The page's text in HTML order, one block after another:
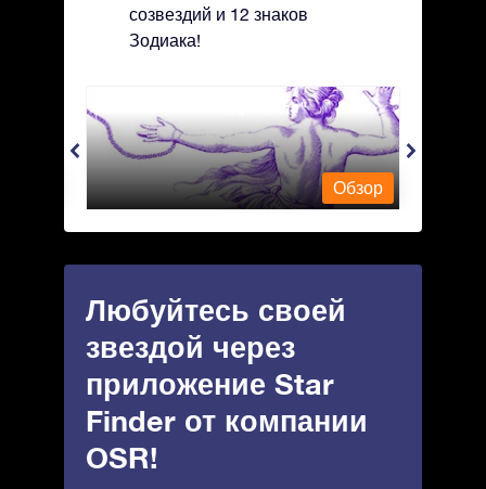
созвездий и 12 знаков
Зодиака!
Andromeda - Андромеда
Обзор
Любуйтесь своей
звездой через
приложение Star
Finder от компании
OSR!